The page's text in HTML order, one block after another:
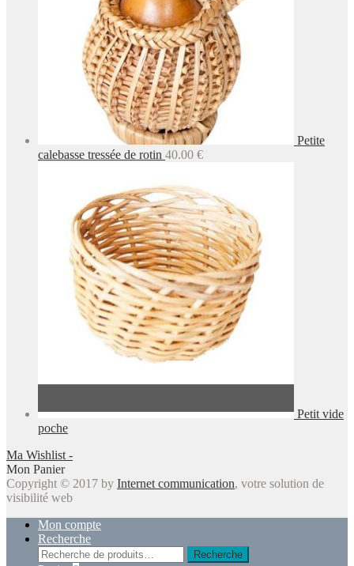
Petite
calebasse tressée de rotin 40.00 €
Petit vide
poche
Ma Wishlist -
Mon Panier
Copyright © 2017 by Internet communication, votre solution de
visibilité web
Mon compte
Recherche
Recherche
Recherche